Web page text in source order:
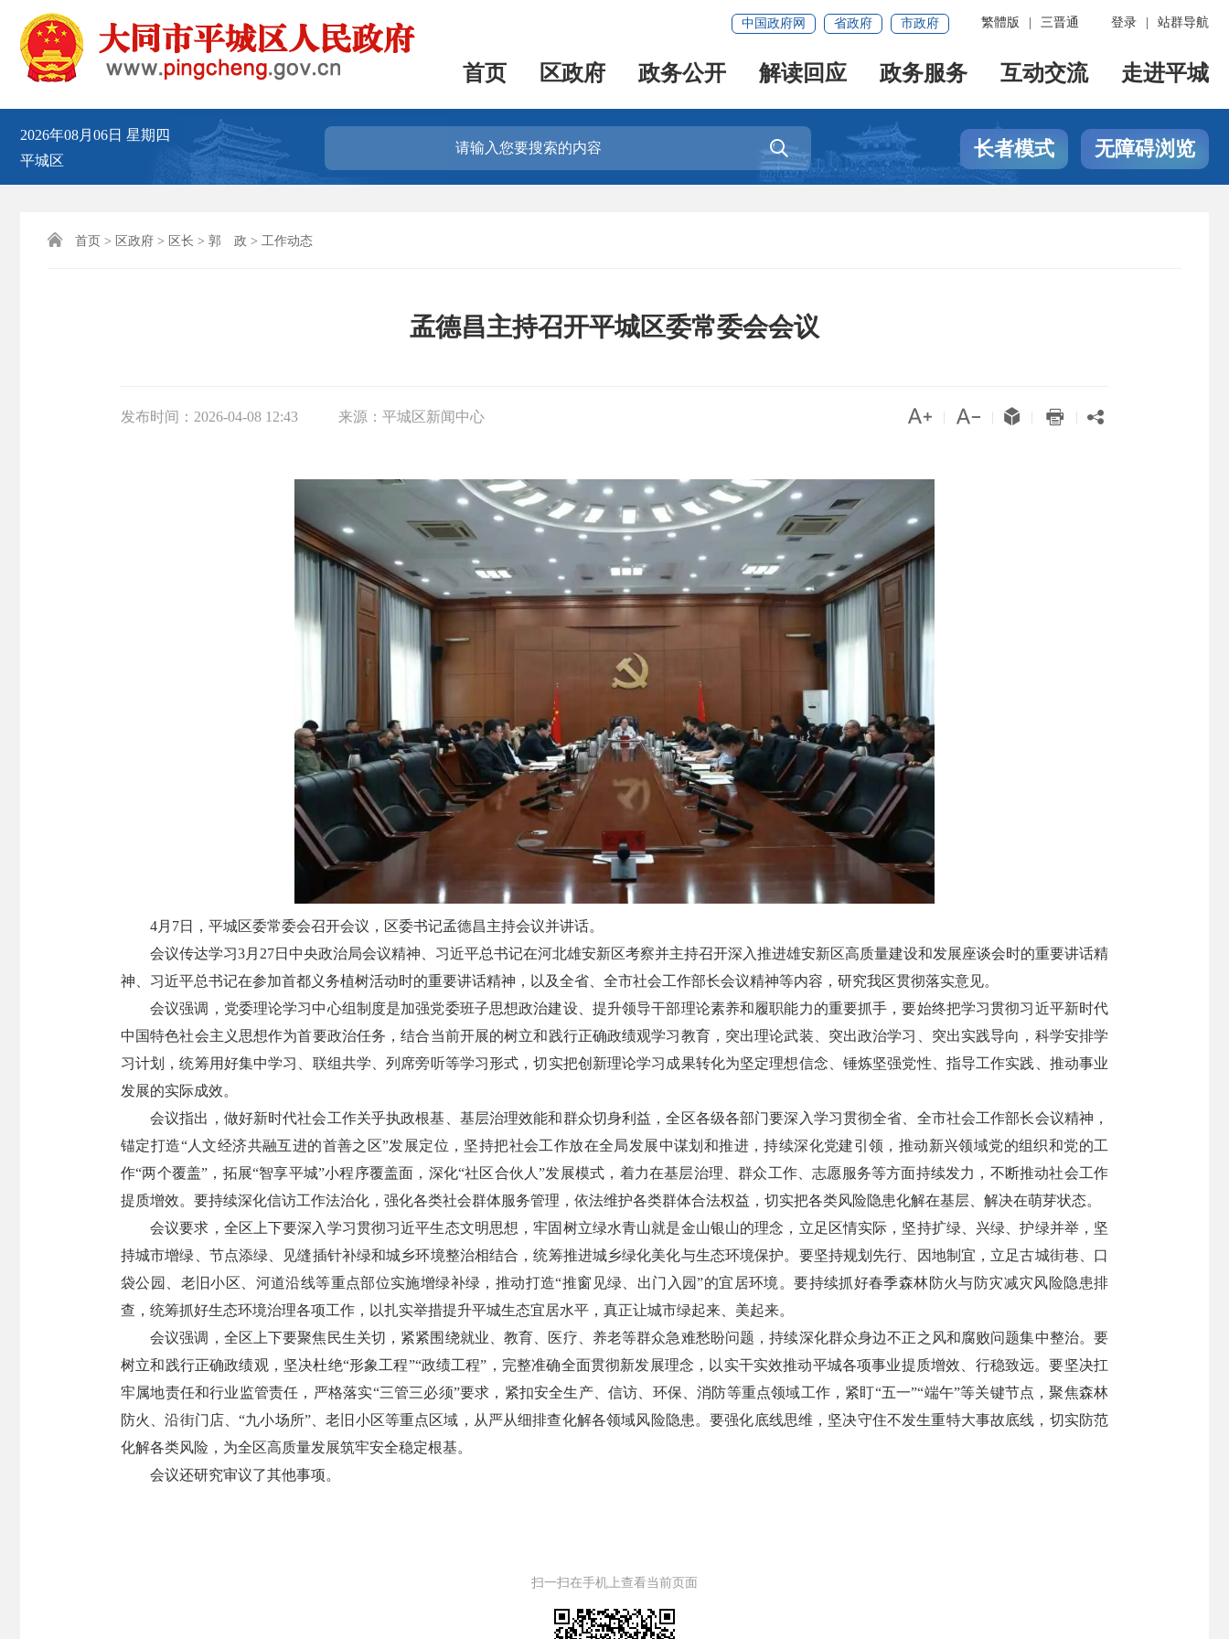
登录 站群导航
繁體版 三晋通
中国政府网 省政府 市政府
首页 区政府 政务公开 解读回应 政务服务 互动交流 走进平城
2026年08月06日 星期四
平城区
 长者模式 无障碍浏览
 首页 > 区政府 > 区长 > 郭 政 > 工作动态
孟德昌主持召开平城区委常委会会议
发布时间： 2026-04-08 12:43 来源： 平城区新闻中心     
4月7日，平城区委常委会召开会议，区委书记孟德昌主持会议并讲话。
会议传达学习3月27日中央政治局会议精神、习近平总书记在河北雄安新区考察并主持召开深入推进雄安新区高质量建设和发展座谈会时的重要讲话精
神、习近平总书记在参加首都义务植树活动时的重要讲话精神，以及全省、全市社会工作部长会议精神等内容，研究我区贯彻落实意见。
会议强调，党委理论学习中心组制度是加强党委班子思想政治建设、提升领导干部理论素养和履职能力的重要抓手，要始终把学习贯彻习近平新时代
中国特色社会主义思想作为首要政治任务，结合当前开展的树立和践行正确政绩观学习教育，突出理论武装、突出政治学习、突出实践导向，科学安排学
习计划，统筹用好集中学习、联组共学、列席旁听等学习形式，切实把创新理论学习成果转化为坚定理想信念、锤炼坚强党性、指导工作实践、推动事业
发展的实际成效。
会议指出，做好新时代社会工作关乎执政根基、基层治理效能和群众切身利益，全区各级各部门要深入学习贯彻全省、全市社会工作部长会议精神，
锚定打造“人文经济共融互进的首善之区”发展定位，坚持把社会工作放在全局发展中谋划和推进，持续深化党建引领，推动新兴领域党的组织和党的工
作“两个覆盖”，拓展“智享平城”小程序覆盖面，深化“社区合伙人”发展模式，着力在基层治理、群众工作、志愿服务等方面持续发力，不断推动社会工作
提质增效。要持续深化信访工作法治化，强化各类社会群体服务管理，依法维护各类群体合法权益，切实把各类风险隐患化解在基层、解决在萌芽状态。
会议要求，全区上下要深入学习贯彻习近平生态文明思想，牢固树立绿水青山就是金山银山的理念，立足区情实际，坚持扩绿、兴绿、护绿并举，坚
持城市增绿、节点添绿、见缝插针补绿和城乡环境整治相结合，统筹推进城乡绿化美化与生态环境保护。要坚持规划先行、因地制宜，立足古城街巷、口
袋公园、老旧小区、河道沿线等重点部位实施增绿补绿，推动打造“推窗见绿、出门入园”的宜居环境。要持续抓好春季森林防火与防灾减灾风险隐患排
查，统筹抓好生态环境治理各项工作，以扎实举措提升平城生态宜居水平，真正让城市绿起来、美起来。
会议强调，全区上下要聚焦民生关切，紧紧围绕就业、教育、医疗、养老等群众急难愁盼问题，持续深化群众身边不正之风和腐败问题集中整治。要
树立和践行正确政绩观，坚决杜绝“形象工程”“政绩工程”，完整准确全面贯彻新发展理念，以实干实效推动平城各项事业提质增效、行稳致远。要坚决扛
牢属地责任和行业监管责任，严格落实“三管三必须”要求，紧扣安全生产、信访、环保、消防等重点领域工作，紧盯“五一”“端午”等关键节点，聚焦森林
防火、沿街门店、“九小场所”、老旧小区等重点区域，从严从细排查化解各领域风险隐患。要强化底线思维，坚决守住不发生重特大事故底线，切实防范
化解各类风险，为全区高质量发展筑牢安全稳定根基。
会议还研究审议了其他事项。
扫一扫在手机上查看当前页面